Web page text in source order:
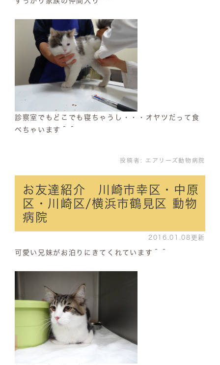
診察室でもどこでも寝ちゃうし・・・オヤツだって食
べちゃいます＾＾
投稿者: エアリーズ動物病院
お友達紹介 川崎市幸区・中原
区・川崎区/横浜市鶴見区 動物
病院
2016.01.08更新
可愛い兄妹がお泊りにきてくれています＾＾